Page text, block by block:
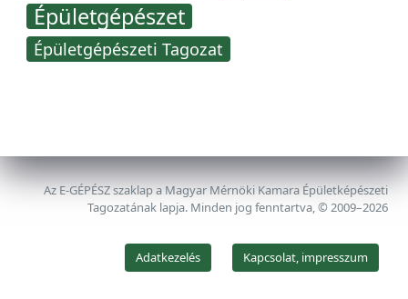
Épületgépészet
Épületgépészeti Tagozat
Az E-GÉPÉSZ szaklap a Magyar Mérnöki Kamara Épületképészeti
Tagozatának lapja. Minden jog fenntartva, © 2009–2026
Adatkezelés Kapcsolat, impresszum